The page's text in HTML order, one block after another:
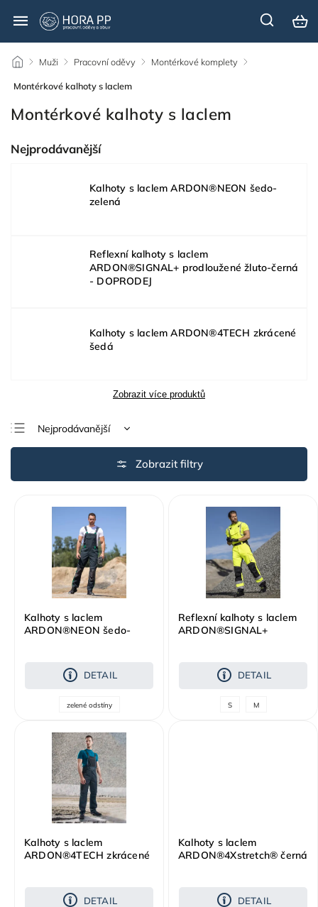
/ Muži / Pracovní oděvy / Montérkové komplety /
Montérkové kalhoty s laclem
Montérkové kalhoty s laclem
Nejprodávanější
Kalhoty s laclem ARDON®NEON šedo-
zelená
Reflexní kalhoty s laclem
ARDON®SIGNAL+ prodloužené žluto-černá
- DOPRODEJ
Kalhoty s laclem ARDON®4TECH zkrácené
šedá
Zobrazit více produktů
Nejprodávanější
Nejlevnější
Kalhoty s laclem
ARDON®NEON šedo-
DETAIL
zelené odstíny
Reflexní kalhoty s laclem
ARDON®SIGNAL+
DETAIL
S M
Kalhoty s laclem
ARDON®4TECH zkrácené
DETAIL
Kalhoty s laclem
ARDON®4Xstretch® černá
DETAIL